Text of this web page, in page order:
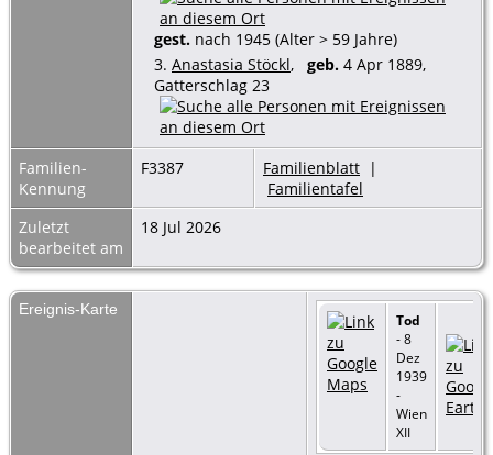
gest. nach 1945 (Alter > 59 Jahre)
3. Anastasia Stöckl, geb. 4 Apr 1889,
Gatterschlag 23
Familien-
Kennung
F3387 Familienblatt |
Familientafel
Zuletzt
bearbeitet am
18 Jul 2026
Ereignis-Karte
Tod
- 8
Dez
1939
-
Wien
XII